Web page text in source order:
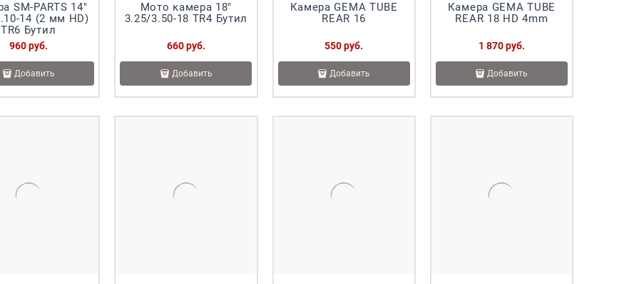
SM-PARTS 14"
14 (2 мм HD)
TR6 Бутил
960 руб.
Добавить
Мото камера 18"
3.25/3.50-18 TR4 Бутил
660 руб.
Добавить
Камера GEMA TUBE
REAR 16
550 руб.
Добавить
Камера GEMA TUBE
REAR 18 HD 4mm
1 870 руб.
Добавить